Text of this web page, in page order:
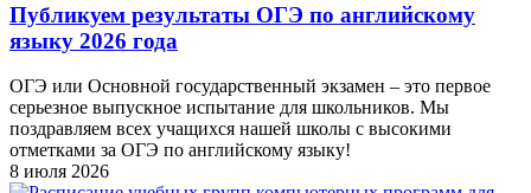
Публикуем результаты ОГЭ по английскому
языку 2026 года
ОГЭ или Основной государственный экзамен – это первое
серьезное выпускное испытание для школьников. Мы
поздравляем всех учащихся нашей школы с высокими
отметками за ОГЭ по английскому языку!
8 июля 2026